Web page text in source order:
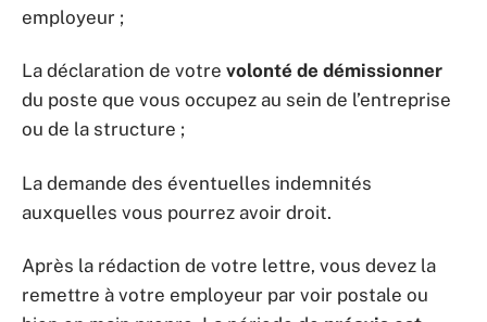
employeur ;
La déclaration de votre volonté de démissionner
du poste que vous occupez au sein de l’entreprise
ou de la structure ;
La demande des éventuelles indemnités
auxquelles vous pourrez avoir droit.
Après la rédaction de votre lettre, vous devez la
remettre à votre employeur par voir postale ou